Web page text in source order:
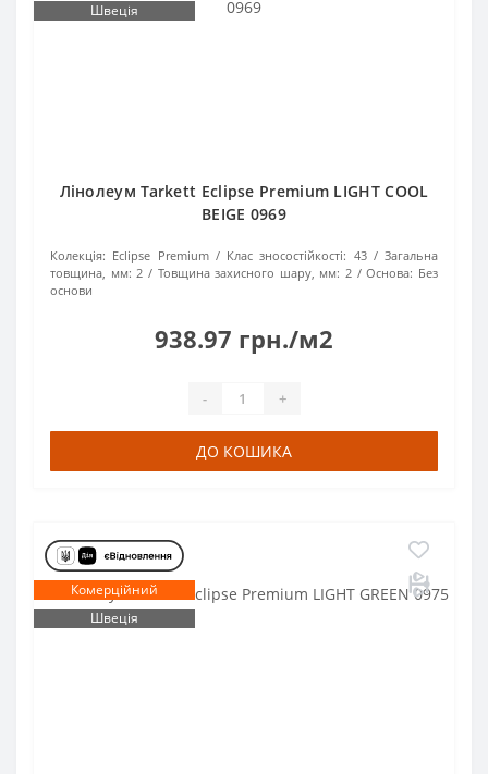
Швеція
Лінолеум Tarkett Eclipse Premium LIGHT COOL
BEIGE 0969
Колекція: Eclipse Premium Клас зносостійкості: 43
Загальна
товщина, мм: 2 Товщина захисного шару, мм: 2 Основа: Без
основи
938.97 грн./м2
- +
ДО КОШИКА
Комерційний
Швеція